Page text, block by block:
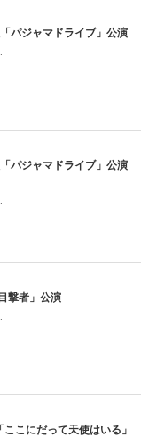
パジャマドライブ」公演
パジャマドライブ」公演
撃者」公演
こにだって天使はいる」